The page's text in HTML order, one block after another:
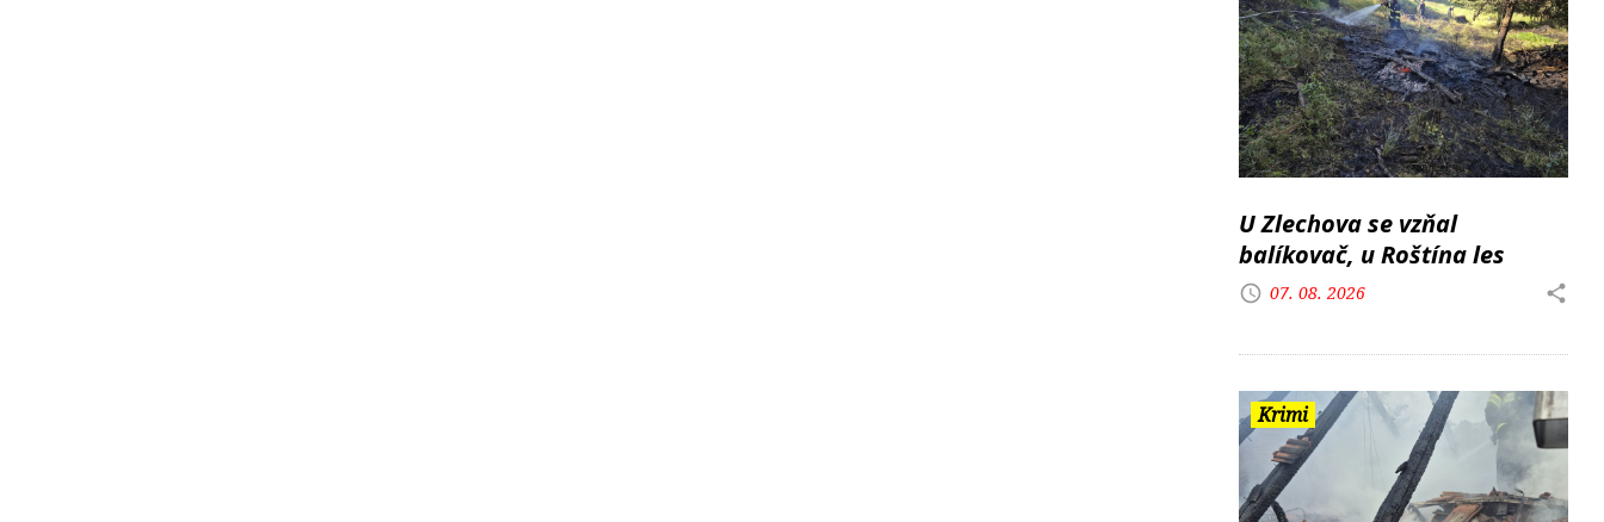
U Zlechova se vzňal
balíkovač, u Roštína les
07. 08. 2026
Krimi